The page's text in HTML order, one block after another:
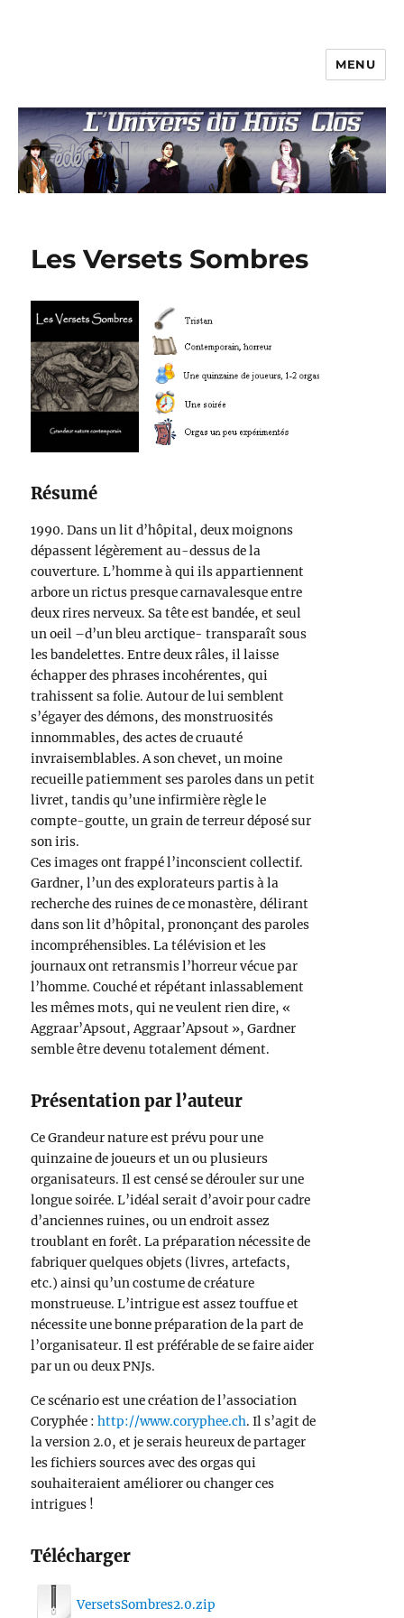
MENU
Les Versets Sombres
Résumé
1990. Dans un lit d’hôpital, deux moignons
dépassent légèrement au-dessus de la
couverture. L’homme à qui ils appartiennent
arbore un rictus presque carnavalesque entre
deux rires nerveux. Sa tête est bandée, et seul
un oeil –d’un bleu arctique- transparaît sous
les bandelettes. Entre deux râles, il laisse
échapper des phrases incohérentes, qui
trahissent sa folie. Autour de lui semblent
s’égayer des démons, des monstruosités
innommables, des actes de cruauté
invraisemblables. A son chevet, un moine
recueille patiemment ses paroles dans un petit
livret, tandis qu’une infirmière règle le
compte-goutte, un grain de terreur déposé sur
son iris.
Ces images ont frappé l’inconscient collectif.
Gardner, l’un des explorateurs partis à la
recherche des ruines de ce monastère, délirant
dans son lit d’hôpital, prononçant des paroles
incompréhensibles. La télévision et les
journaux ont retransmis l’horreur vécue par
l’homme. Couché et répétant inlassablement
les mêmes mots, qui ne veulent rien dire, «
Aggraar’Apsout, Aggraar’Apsout », Gardner
semble être devenu totalement dément.
Présentation par l’auteur
Ce Grandeur nature est prévu pour une
quinzaine de joueurs et un ou plusieurs
organisateurs. Il est censé se dérouler sur une
longue soirée. L’idéal serait d’avoir pour cadre
d’anciennes ruines, ou un endroit assez
troublant en forêt. La préparation nécessite de
fabriquer quelques objets (livres, artefacts,
etc.) ainsi qu’un costume de créature
monstrueuse. L’intrigue est assez touffue et
nécessite une bonne préparation de la part de
l’organisateur. Il est préférable de se faire aider
par un ou deux PNJs.
Ce scénario est une création de l’association
Coryphée :http://www.coryphee.ch. Il s’agit de
la version 2.0, et je serais heureux de partager
les fichiers sources avec des orgas qui
souhaiteraient améliorer ou changer ces
intrigues !
Télécharger
VersetsSombres2.0.zip